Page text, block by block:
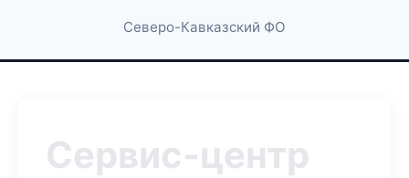
Северо-Кавказский ФО
Сервис-центр